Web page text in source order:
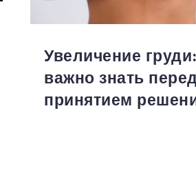
Увеличение
важно знать
принятием